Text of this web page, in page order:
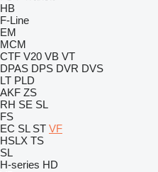
HB
F-Line
EM
MCM
CTF V20 VB VT
DPAS DPS DVR DVS
LT PLD
AKF ZS
RH SE SL
FS
EC SL ST VF
HSLX TS
SL
H-series HD